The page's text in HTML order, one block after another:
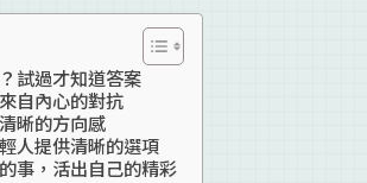
試過才知道答案
自內心的對抗
晰的方向感
人提供清晰的選項
事，活出自己的精彩